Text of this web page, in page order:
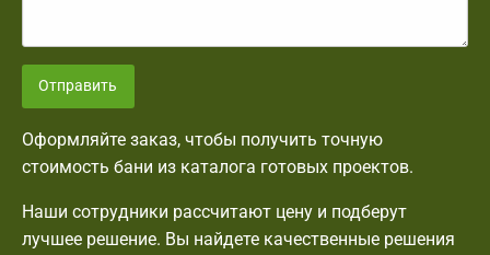
Отправить
Оформляйте заказ, чтобы получить точную
стоимость бани из каталога готовых проектов.
Наши сотрудники рассчитают цену и подберут
лучшее решение. Вы найдете качественные решения